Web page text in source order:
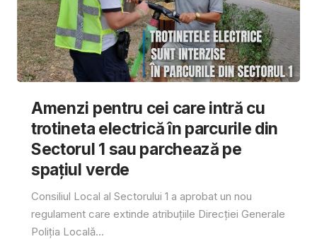
Amenzi pentru cei care intră cu
trotineta electrică în parcurile din
Sectorul 1 sau parchează pe
spațiul verde
Consiliul Local al Sectorului 1 a aprobat un nou
regulament care extinde atribuțiile Direcției Generale
Poliția Locală...